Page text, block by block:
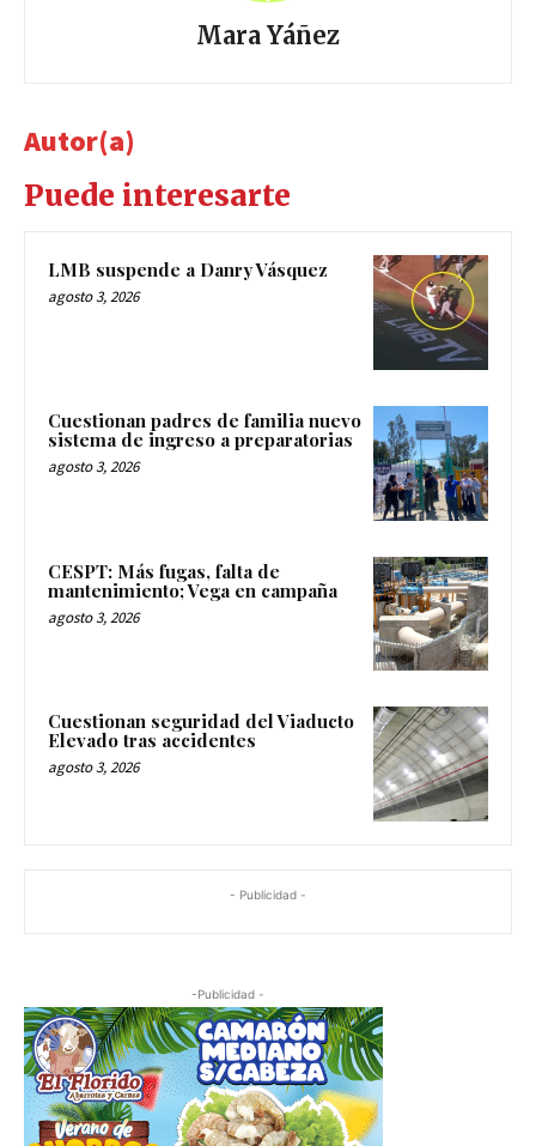
Mara Yáñez
Autor(a)
Puede interesarte
LMB suspende a Danry Vásquez
agosto 3, 2026
Cuestionan padres de familia nuevo
sistema de ingreso a preparatorias
agosto 3, 2026
CESPT: Más fugas, falta de
mantenimiento; Vega en campaña
agosto 3, 2026
Cuestionan seguridad del Viaducto
Elevado tras accidentes
agosto 3, 2026
- Publicidad -
-Publicidad -